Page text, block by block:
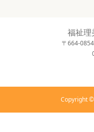
福祉理
〒664-
Copyright ©